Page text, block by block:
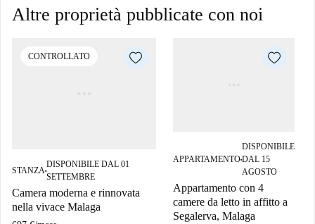
Altre proprietà pubblicate con noi
CONTROLLATO
STANZA■
DISPONIBILE DAL 01
SETTEMBRE
Camera moderna e rinnovata
nella vivace Malaga
APPARTAMENTO■
DISPONIBILE
DAL 15
AGOSTO
Appartamento con 4
camere da letto in affitto a
Segalerva, Malaga